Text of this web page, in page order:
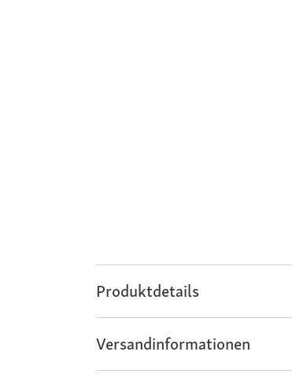
Produktdetails
Versandinformationen